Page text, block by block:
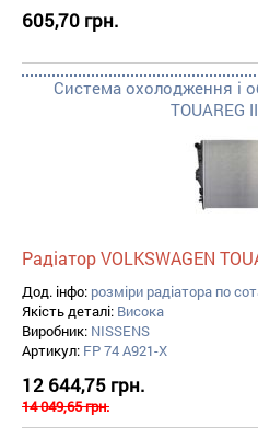
605,70 грн.
Система охолодження і
TOUAREG
Радіатор VOLKSWAGEN
Дод. інфо: розміри радіатора по
Якість деталі: Висока
Виробник: NISSENS
Артикул: FP 74 A921-X
12 644,75 грн.
14 049,65 грн.